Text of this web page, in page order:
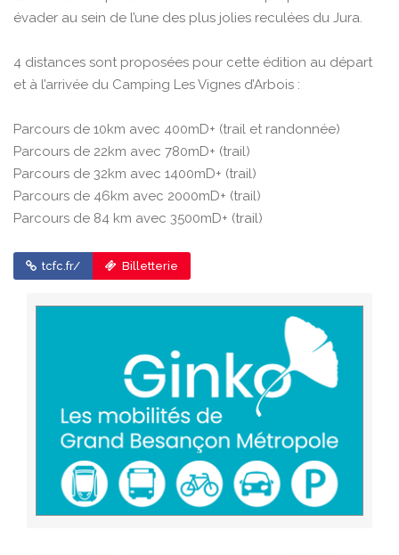
évader au sein de l’une des plus jolies reculées du Jura.
4 distances sont proposées pour cette édition au départ
et à l’arrivée du Camping Les Vignes d’Arbois :
Parcours de 10km avec 400mD+ (trail et randonnée)
Parcours de 22km avec 780mD+ (trail)
Parcours de 32km avec 1400mD+ (trail)
Parcours de 46km avec 2000mD+ (trail)
Parcours de 84 km avec 3500mD+ (trail)
tcfc.fr/ Billetterie